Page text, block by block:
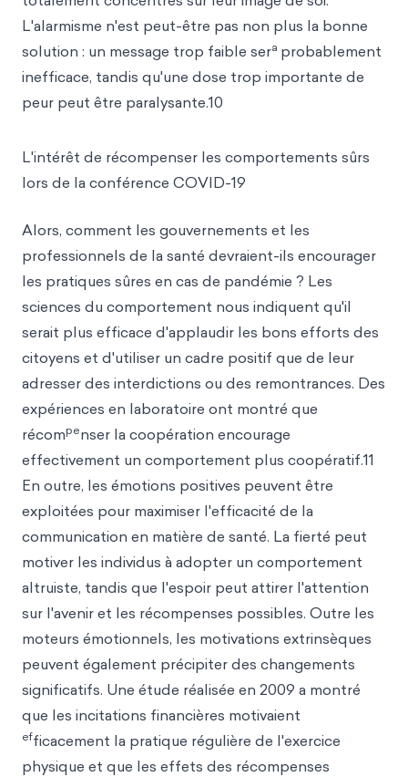
L'alarmisme n'est peut-être pas non plus la bonne
solution : un message trop faible sera probablement
inefficace, tandis qu'une dose trop importante de
peur peut être paralysante.10
L'intérêt de récompenser les comportements sûrs
lors de la conférence COVID-19
Alors, comment les gouvernements et les
professionnels de la santé devraient-ils encourager
les pratiques sûres en cas de pandémie ? Les
sciences du comportement nous indiquent qu'il
serait plus efficace d'applaudir les bons efforts des
citoyens et d'utiliser un cadre positif que de leur
adresser des interdictions ou des remontrances. Des
expériences en laboratoire ont montré que
récompenser la coopération encourage
effectivement un comportement plus coopératif.11
En outre, les émotions positives peuvent être
exploitées pour maximiser l'efficacité de la
communication en matière de santé. La fierté peut
motiver les individus à adopter un comportement
altruiste, tandis que l'espoir peut attirer l'attention
sur l'avenir et les récompenses possibles. Outre les
moteurs émotionnels, les motivations extrinsèques
peuvent également précipiter des changements
significatifs. Une étude réalisée en 2009 a montré
que les incitations financières motivaient
efficacement la pratique régulière de l'exercice
physique et que les effets des récompenses